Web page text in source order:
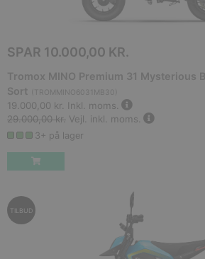
SPAR 10.000,00 KR.
Tromox MINO Premium 31 Mysterious
Sort
TROMMINO6031MB30
19.000,00 kr. Inkl. moms.
29.000,00 kr. Vejl. inkl. moms.
3+ på lager
TILBUD